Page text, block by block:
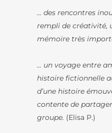
… des rencontres
rempli de créativité,
mémoire très
… un voyage entre
histoire fictionnelle
d’une histoire
contente de
groupe. (Elisa P.)